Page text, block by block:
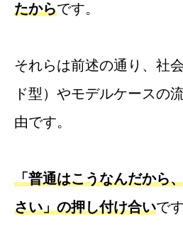
たからです。
それらは前述の通り、社
ド型）やモデルケースの
由です。
「普通はこうなんだから
さい」の押し付け合いです